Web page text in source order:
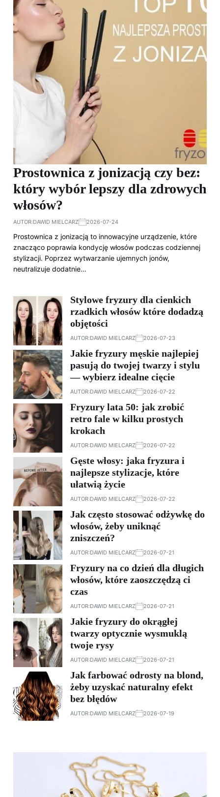
Prostownica z jonizacją czy bez:
który wybór lepszy dla zdrowych
włosów?
AUTOR:DAWID MIELCARZ 2026-07-24
Prostownica z jonizacją to innowacyjne urządzenie, które
znacząco poprawia kondycję włosów podczas codziennej
stylizacji. Poprzez wytwarzanie ujemnych jonów,
neutralizuje dodatnie…
Stylowe fryzury dla cienkich
rzadkich włosów które dodadzą
objętości
AUTOR:DAWID MIELCARZ 2026-07-23
Jakie fryzury męskie najlepiej
pasują do twojej twarzy i stylu
— wybierz idealne cięcie
AUTOR:DAWID MIELCARZ 2026-07-22
Fryzury lata 50: jak zrobić
retro fale w kilku prostych
krokach
AUTOR:DAWID MIELCARZ 2026-07-22
Gęste włosy: jaka fryzura i
najlepsze stylizacje, które
ułatwią życie
AUTOR:DAWID MIELCARZ 2026-07-22
Jak często stosować odżywkę do
włosów, żeby uniknąć
zniszczeń?
AUTOR:DAWID MIELCARZ 2026-07-21
Fryzury na co dzień dla długich
włosów, które zaoszczędzą ci
czas
AUTOR:DAWID MIELCARZ 2026-07-21
Jakie fryzury do okrągłej
twarzy optycznie wysmuklą
twoje rysy
AUTOR:DAWID MIELCARZ 2026-07-21
Jak farbować odrosty na blond,
żeby uzyskać naturalny efekt
bez błędów
AUTOR:DAWID MIELCARZ 2026-07-19